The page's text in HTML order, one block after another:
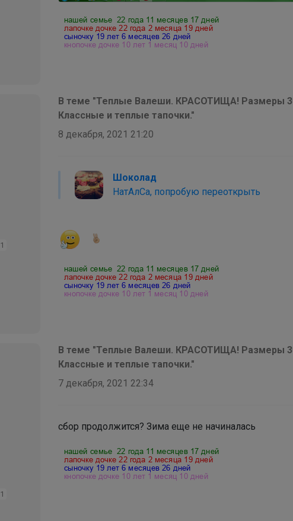
1
В теме "Теплые Валеши. КРАСОТИЩА! Размеры
Классные и теплые тапочки."
8 декабря, 2021 21:20
Шоколад
НатАлСа, попробую переоткрыть
1
В теме "Теплые Валеши. КРАСОТИЩА! Размеры
Классные и теплые тапочки."
7 декабря, 2021 22:34
сбор продолжится? Зима еще не начиналась
Брюнетка
Детская коллекция качественного и легкого